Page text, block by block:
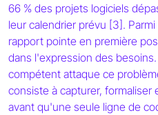
66 % des projets logiciels
leur calendrier prévu [3].
rapport pointe en première
dans l'expression des
compétent attaque ce
consiste à capturer, formaliser
avant qu'une seule ligne de